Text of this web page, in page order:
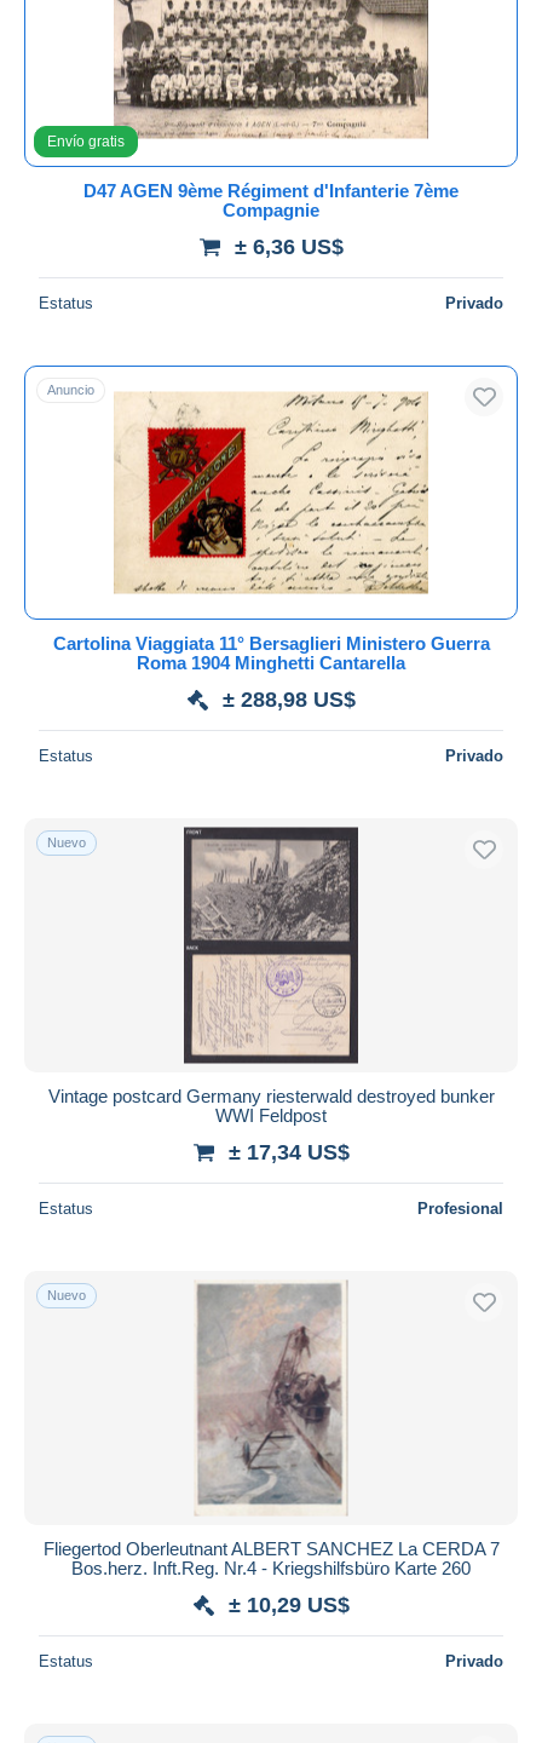
Aplicar
Envío gratis
D47 AGEN 9ème Régiment d'Infanterie 7ème
Compagnie
± 6,36 US$
Estatus Privado
Anuncio
Cartolina Viaggiata 11° Bersaglieri Ministero Guerra
Roma 1904 Minghetti Cantarella
± 288,98 US$
Estatus Privado
Nuevo
Vintage postcard Germany riesterwald destroyed bunker
WWI Feldpost
± 17,34 US$
Estatus Profesional
Nuevo
Fliegertod Oberleutnant ALBERT SANCHEZ La CERDA 7
Bos.herz. Inft.Reg. Nr.4 - Kriegshilfsbüro Karte 260
± 10,29 US$
Estatus Privado